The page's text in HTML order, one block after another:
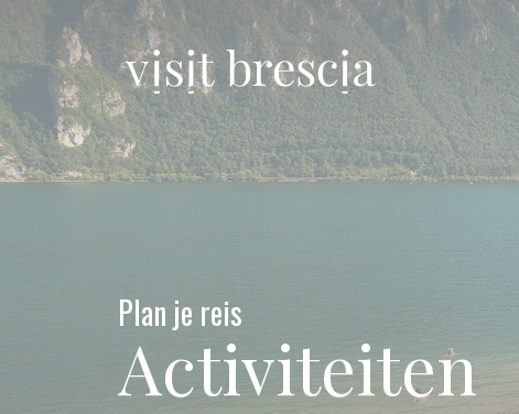
contenuto
principale
Visit Brescia
Plan je reis
Activiteiten